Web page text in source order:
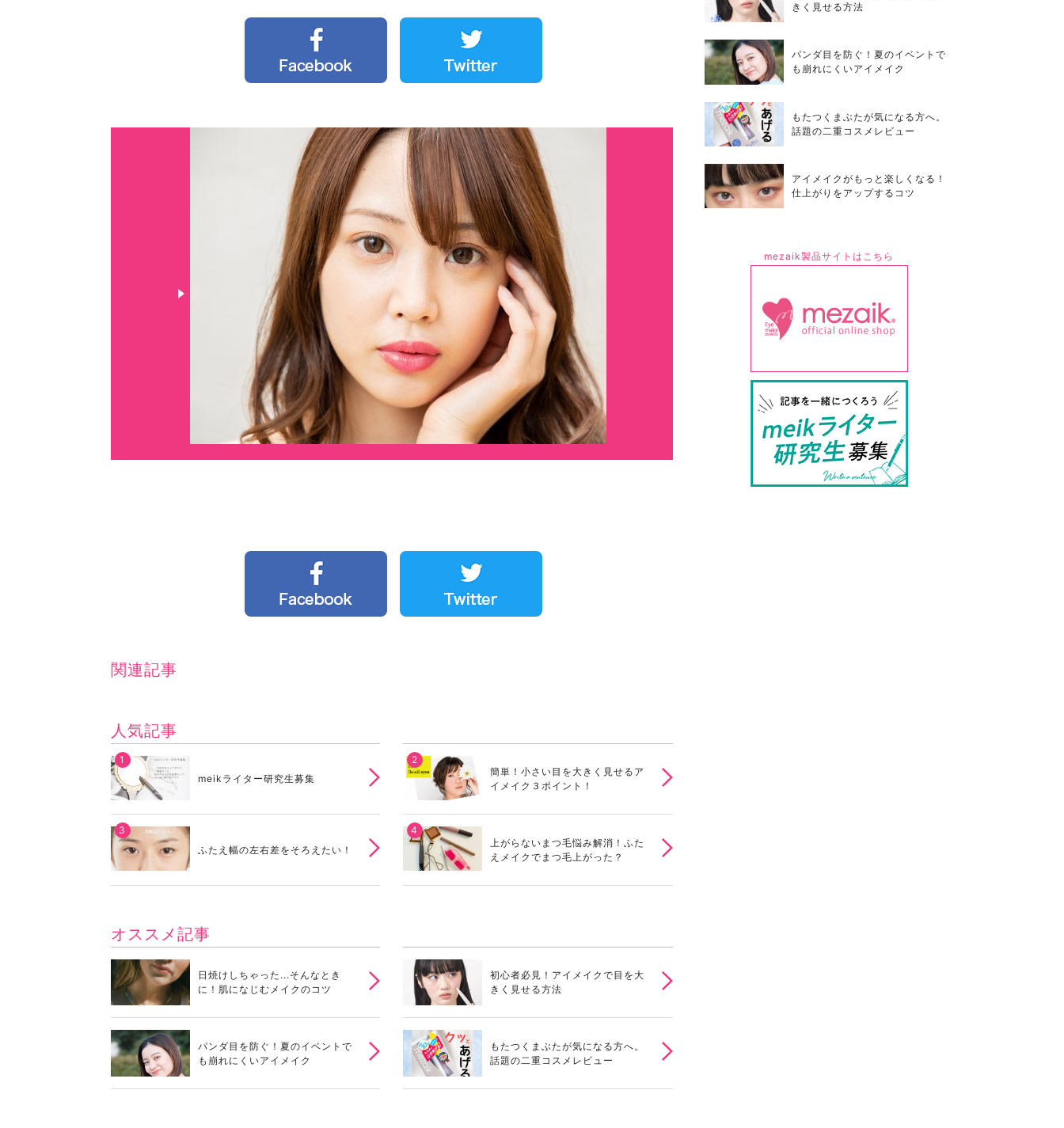
関連記事
人気記事
meikライター研究生募集
簡単！小さい目を大きく見せるア
イメイク３ポイント！
ふたえ幅の左右差をそろえたい！
上がらないまつ毛悩み解消！ふた
えメイクでまつ毛上がった？
オススメ記事
日焼けしちゃった...そんなとき
に！肌になじむメイクのコツ
初心者必見！アイメイクで目を大
きく見せる方法
パンダ目を防ぐ！夏のイベントで
も崩れにくいアイメイク
もたつくまぶたが気になる方へ。
話題の二重コスメレビュー
きく見せる方法
パンダ目を防ぐ！夏のイベントで
も崩れにくいアイメイク
もたつくまぶたが気になる方へ。
話題の二重コスメレビュー
アイメイクがもっと楽しくなる！
仕上がりをアップするコツ
mezaik製品サイトはこちら